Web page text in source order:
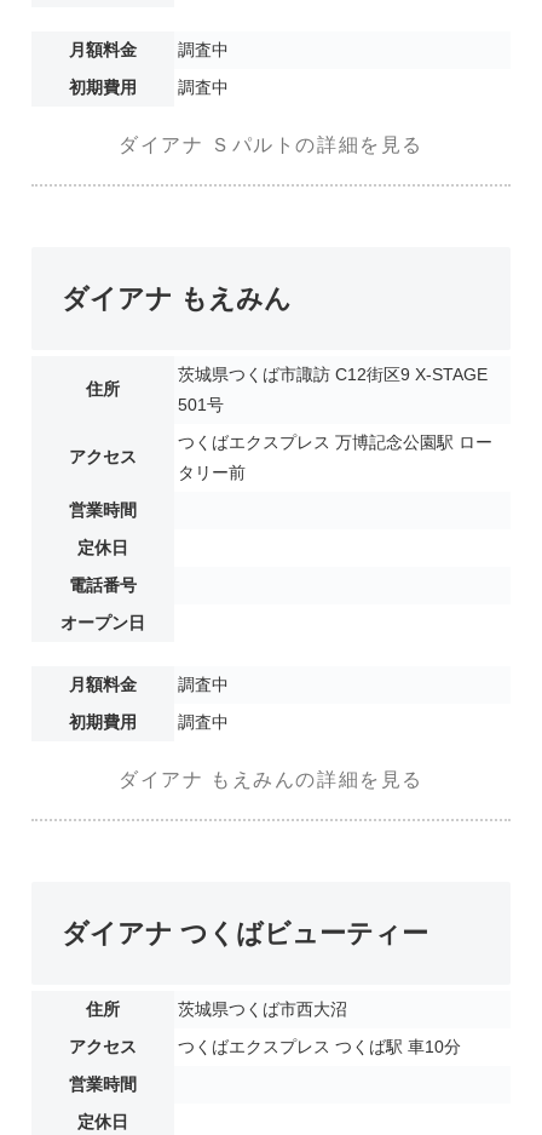
月額料金
調査中
初期費用
調査中
ダイアナ Ｓパルトの詳細を見る
ダイアナ もえみん
住所
茨城県つくば市諏訪 C12街区9 X-STAGE
501号
アクセス
つくばエクスプレス 万博記念公園駅 ロー
タリー前
営業時間
定休日
電話番号
オープン日
月額料金
調査中
初期費用
調査中
ダイアナ もえみんの詳細を見る
ダイアナ つくばビューティー
住所
茨城県つくば市西大沼
アクセス
つくばエクスプレス つくば駅 車10分
営業時間
定休日